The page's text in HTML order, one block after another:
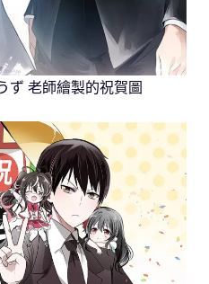
ず 老師繪製的祝賀圖